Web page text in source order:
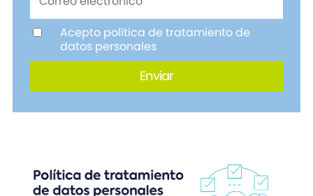
Acepto política de tratamiento de
datos personales